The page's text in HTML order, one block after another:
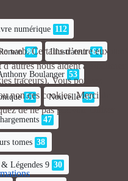
numérique 112
80 Illustrateur 64
Boulanger 53
51 Nouvelle 49
47
tomes 38
Légendes 9 30
web. Certains d’entre eux sont
nous aident à améliorer
traceurs). Vous pouvez
non ces cookies. Merci de
de ne pas pouvoir utiliser